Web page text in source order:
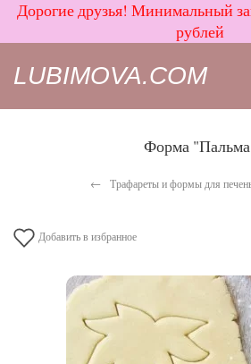
Дорогие друзья! Минимальный
рублей
LUBIMOVA.COM
Форма
Трафареты и формы для
Добавить в избранное